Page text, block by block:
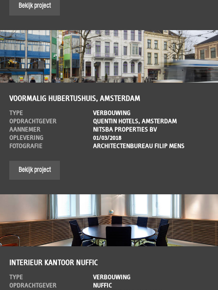
Bekijk project
VOORMALIG HUBERTUSHUIS, AMSTERDAM
TYPE
VERBOUWING
OPDRACHTGEVER
QUENTIN HOTELS, AMSTERDAM
AANNEMER
NITSBA PROPERTIES BV
OPLEVERING
01/03/2018
FOTOGRAFIE
ARCHITECTENBUREAU FILIP MENS
Bekijk project
INTERIEUR KANTOOR NUFFIC
TYPE
VERBOUWING
OPDRACHTGEVER
NUFFIC